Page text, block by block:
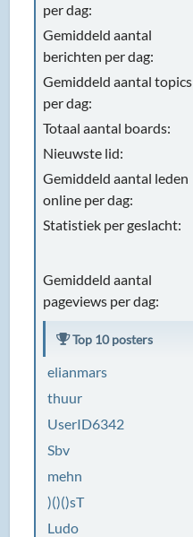
per dag:
Gemiddeld aantal
berichten per dag:
Gemiddeld aantal topics
per dag:
Totaal aantal boards:
Nieuwste lid:
Gemiddeld aantal leden
online per dag:
Statistiek per geslacht:
Gemiddeld aantal
pageviews per dag:
Top 10 posters
elianmars
thuur
UserID6342
Sbv
mehn
)()()sT
Ludo